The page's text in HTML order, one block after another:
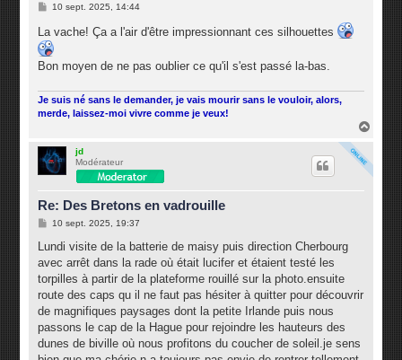
M
s
s
a
g
e
10 sept. 2025, 14:44
La vache! Ça a l'air d'être impressionnant ces silhouettes
Bon moyen de ne pas oublier ce qu'il s'est passé la-bas.
Je suis né sans le demander, je vais mourir sans le vouloir, alors,
merde, laissez-moi vivre comme je veux!
t
jd
Modérateur
Re: Des Bretons en vadrouille
M
s
a
g
e
10 sept. 2025, 19:37
Lundi visite de la batterie de maisy puis direction Cherbourg
avec arrêt dans la rade où était lucifer et étaient testé les
torpilles à partir de la plateforme rouillé sur la photo.ensuite
route des caps qu il ne faut pas hésiter à quitter pour découvrir
de magnifiques paysages dont la petite Irlande puis nous
passons le cap de la Hague pour rejoindre les hauteurs des
dunes de biville où nous profitons du coucher de soleil.je sens